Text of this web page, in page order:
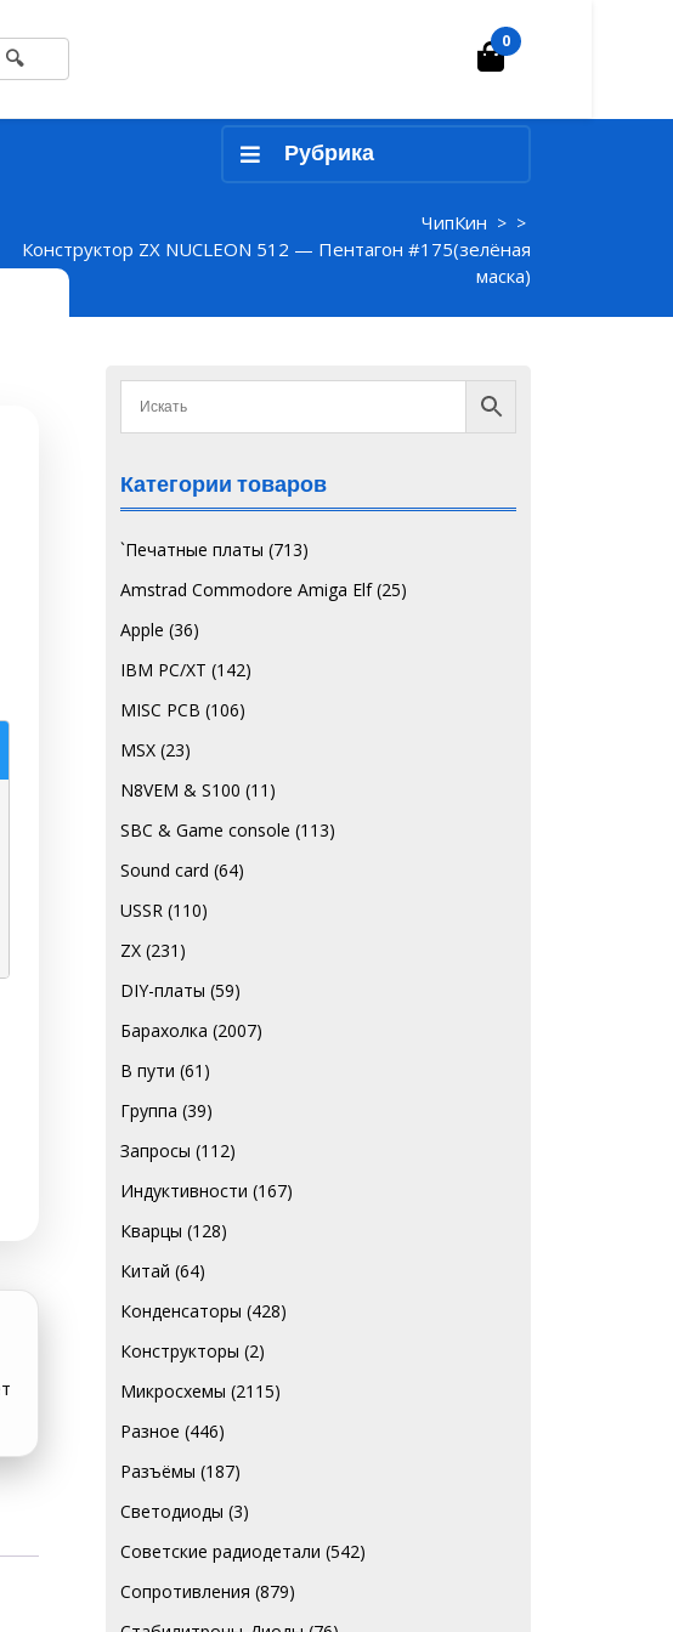
🔍 Корзина
0
Рубрика
ЧипКин > >
Конструктор ZX NUCLEON 512 — Пентагон #175(зелёная
маска)
Категории товаров
`Печатные платы (713)
Amstrad Commodore Amiga Elf(25)
Apple (36)
IBM PC/XT (142)
MISC PCB (106)
MSX (23)
N8VEM & S100 (11)
SBC & Game console (113)
Sound card (64)
USSR (110)
ZX (231)
DIY-платы (59)
Барахолка (2007)
В пути (61)
Группа (39)
Запросы (112)
Индуктивности (167)
Кварцы (128)
Китай (64)
Конденсаторы (428)
Конструкторы (2)
Микросхемы (2115)
Разное (446)
Разъёмы (187)
Светодиоды (3)
Советские радиодетали (542)
Сопротивления (879)